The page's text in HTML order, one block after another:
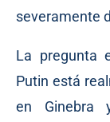
severamente
La pregunta
Putin está
en Ginebra